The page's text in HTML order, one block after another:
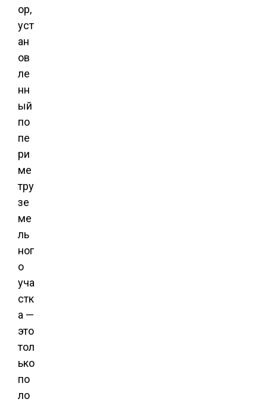
ор,
уст
ан
ов
ле
нн
ый
по
пе
ри
ме
тру
зе
ме
ль
ног
о
уча
стк
а —
это
тол
ько
по
ло